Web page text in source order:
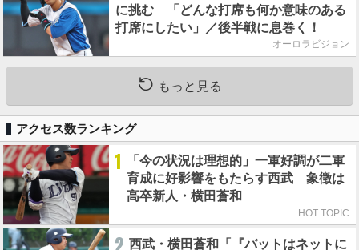
に挑む 「どんな打席も何か意味のある
打席にしたい」／後半戦に息巻く！
オーロラビジョン
もっと見る
アクセス数ランキング
1
「今の状況は理想的」一軍好調が二軍
育成に好影響をもたらす西武 象徴は
高卒新人・横田蒼和
HOT TOPIC
2 西武・横田蒼和「『バットはネットに